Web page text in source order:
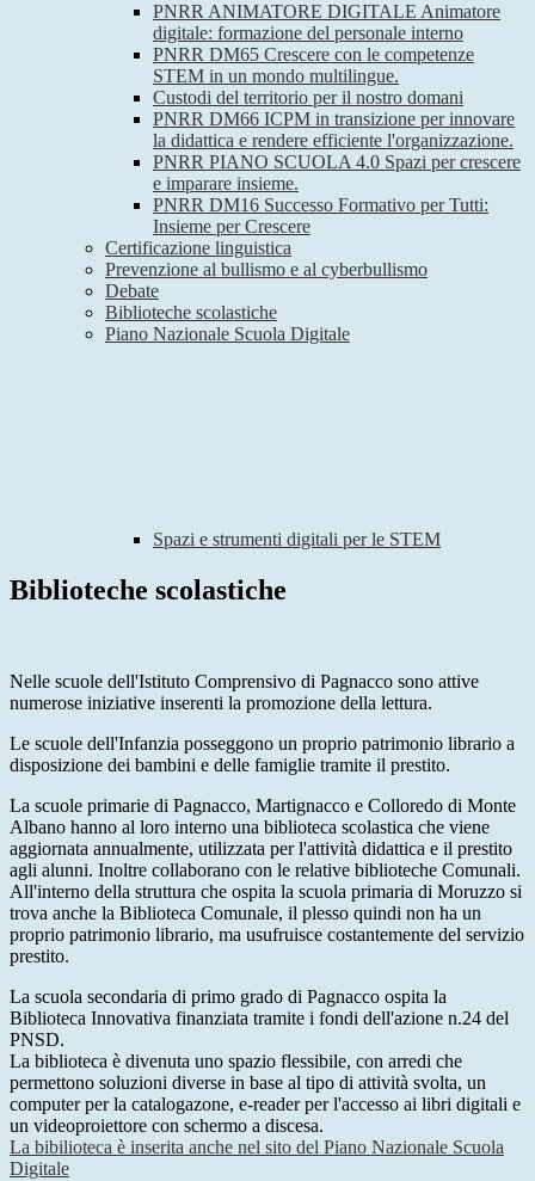
PNRR ANIMATORE DIGITALE Animatore
digitale: formazione del personale interno
PNRR DM65 Crescere con le competenze
STEM in un mondo multilingue.
Custodi del territorio per il nostro domani
PNRR DM66 ICPM in transizione per innovare
la didattica e rendere efficiente l'organizzazione.
PNRR PIANO SCUOLA 4.0 Spazi per crescere
e imparare insieme.
PNRR DM16 Successo Formativo per Tutti:
Insieme per Crescere
Certificazione linguistica
Prevenzione al bullismo e al cyberbullismo
Debate
Biblioteche scolastiche
Piano Nazionale Scuola Digitale
Spazi e strumenti digitali per le STEM
Biblioteche scolastiche
Nelle scuole dell'Istituto Comprensivo di Pagnacco sono attive
numerose iniziative inserenti la promozione della lettura.
Le scuole dell'Infanzia posseggono un proprio patrimonio librario a
disposizione dei bambini e delle famiglie tramite il prestito.
La scuole primarie di Pagnacco, Martignacco e Colloredo di Monte
Albano hanno al loro interno una biblioteca scolastica che viene
aggiornata annualmente, utilizzata per l'attività didattica e il prestito
agli alunni. Inoltre collaborano con le relative biblioteche Comunali.
All'interno della struttura che ospita la scuola primaria di Moruzzo si
trova anche la Biblioteca Comunale, il plesso quindi non ha un
proprio patrimonio librario, ma usufruisce costantemente del servizio
prestito.
La scuola secondaria di primo grado di Pagnacco ospita la
Biblioteca Innovativa finanziata tramite i fondi dell'azione n.24 del
PNSD.
La biblioteca è divenuta uno spazio flessibile, con arredi che
permettono soluzioni diverse in base al tipo di attività svolta, un
computer per la catalogazone, e-reader per l'accesso ai libri digitali e
un videoproiettore con schermo a discesa.
La bibilioteca è inserita anche nel sito del Piano Nazionale Scuola
Digitale